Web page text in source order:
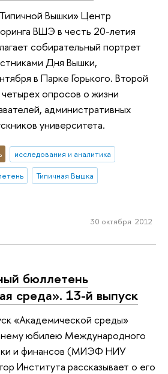
Вышки» Центр
ВШЭ в честь 20-летия
собирательный портрет
Дня Вышки,
в Парке Горького. Второй
опросов о жизни
административных
университета.
исследования и аналитика
Типичная Вышка
30 октября 2012
бюллетень
среда». 13-й выпуск
«Академической среды»
юбилею Международного
и финансов (МИЭФ НИУ
Института рассказывает о его